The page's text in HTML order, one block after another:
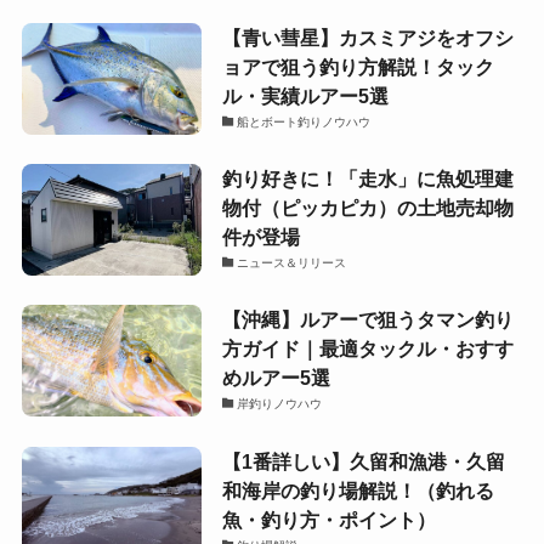
【青い彗星】カスミアジをオフシ
ョアで狙う釣り方解説！タック
ル・実績ルアー5選
船とボート釣りノウハウ
釣り好きに！「走水」に魚処理建
物付（ピッカピカ）の土地売却物
件が登場
ニュース＆リリース
【沖縄】ルアーで狙うタマン釣り
方ガイド｜最適タックル・おすす
めルアー5選
岸釣りノウハウ
【1番詳しい】久留和漁港・久留
和海岸の釣り場解説！（釣れる
魚・釣り方・ポイント）